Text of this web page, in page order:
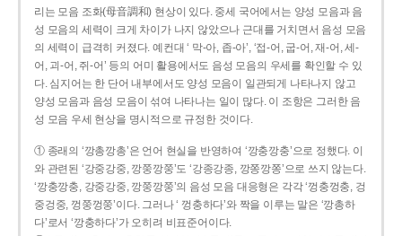
리는 모음 조화(母音調和) 현상이 있다. 중세 국어에서는 양성 모음과 음
성 모음의 세력이 크게 차이가 나지 않았으나 근대를 거치면서 음성 모음
의 세력이 급격히 커졌다. 예컨대 ‘ 막-아, 좁-아’, ‘접-어, 굽-어, 재-어, 세-
어, 괴-어, 쥐-어’ 등의 어미 활용에서도 음성 모음의 우세를 확인할 수 있
다. 심지어는 한 단어 내부에서도 양성 모음이 일관되게 나타나지 않고
양성 모음과 음성 모음이 섞여 나타나는 일이 많다. 이 조항은 그러한 음
성 모음 우세 현상을 명시적으로 규정한 것이다.
① 종래의 ‘깡총깡총’은 언어 현실을 반영하여 ‘깡충깡충’으로 정했다. 이
와 관련된 ‘강중강중, 깡쭝깡쭝’도 ‘강종강종, 깡쫑깡쫑’으로 쓰지 않는다.
‘깡충깡충, 강중강중, 깡쭝깡쭝’의 음성 모음 대응형은 각각 ‘껑충껑충, 겅
중겅중, 껑쭝껑쭝’이다. 그러나 ‘ 껑충하다’와 짝을 이루는 말은 ‘깡총하
다’로서 ‘깡충하다’가 오히려 비표준어이다.